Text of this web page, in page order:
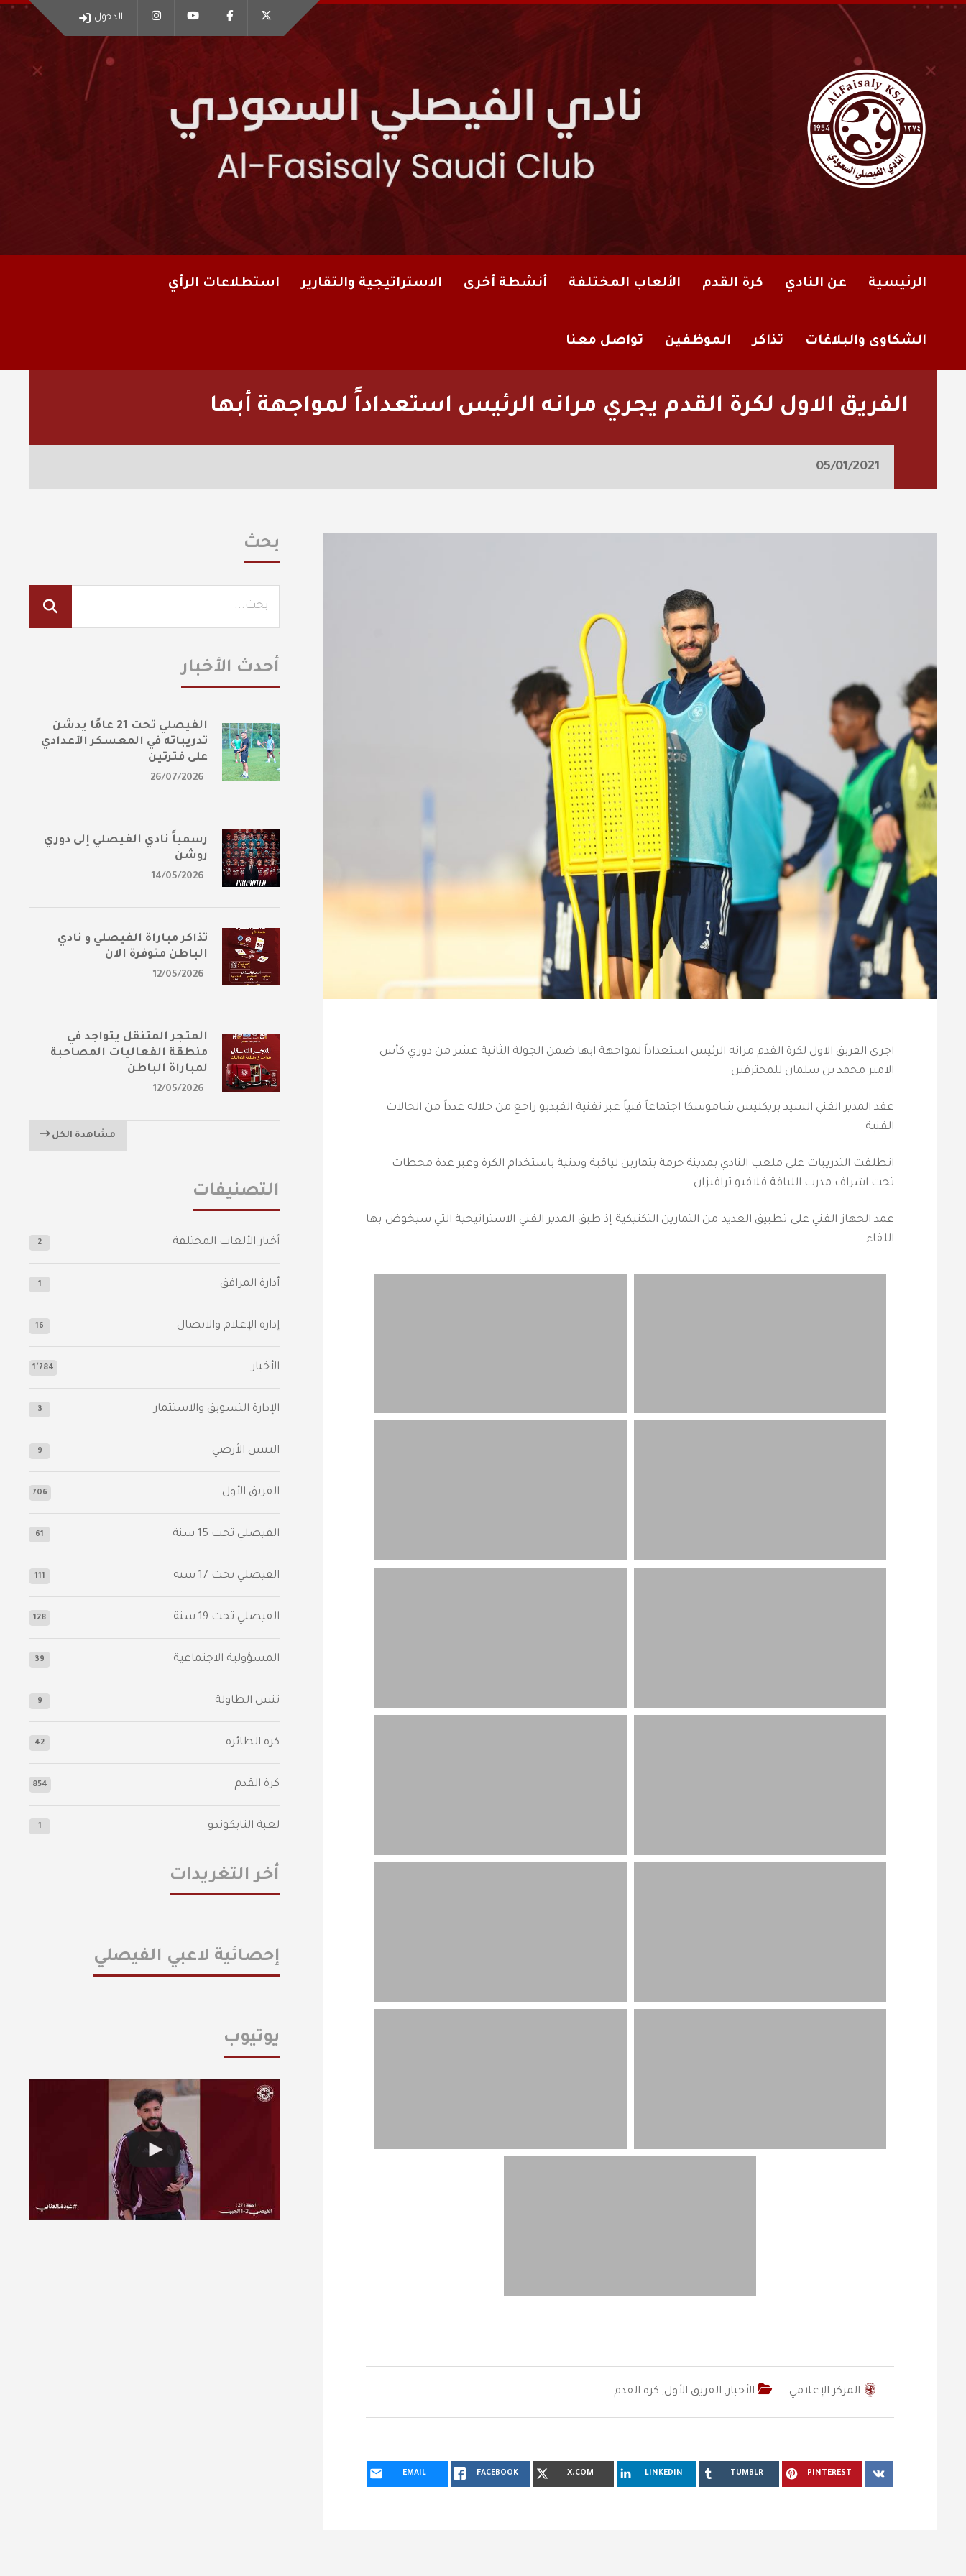
الدخول
الرئيسية عن النادي كرة القدم الألعاب المختلفة أنشطة أخرى الاستراتيجية والتقارير استطلاعات الرأي
الشكاوى والبلاغات تذاكر الموظفين تواصل معنا
الفريق الاول لكرة القدم يجري مرانه الرئيس استعداداً لمواجهة أبها
05/01/2021
اجرى الفريق الاول لكرة القدم مرانه الرئيس استعداداً لمواجهة ابها ضمن الجولة الثانية عشر من دوري كأس
الامير محمد بن سلمان للمحترفين
عقد المدير الفني السيد بريكليس شاموسكا اجتماعاً فنياً عبر تقنية الفيديو راجع من خلاله عدداً من الحالات
الفنية
انطلقت التدريبات على ملعب النادي بمدينة حرمة بتمارين لياقية وبدنية باستخدام الكرة وعبر عدة محطات
تحت اشراف مدرب اللياقة فلافيو ترافيزان
عمد الجهاز الفني على تطبيق العديد من التمارين التكتيكية إذ طبق المدير الفني الاستراتيجية التي سيخوض بها
اللقاء
المركز الإعلامي الأخبار, الفريق الأول, كرة القدم
EMAIL FACEBOOK X.COM LINKEDIN TUMBLR PINTEREST
بحث
أحدث الأخبار
الفيصلي تحت 21 عامًا يدشن
تدريباته في المعسكر الأعدادي
على فترتين
26/07/2026
رسمياً نادي الفيصلي إلى دوري
روشن
14/05/2026
تذاكر مباراة الفيصلي و نادي
الباطن متوفرة الآن
12/05/2026
المتجر المتنقل يتواجد في
منطقة الفعاليات المصاحبة
لمباراة الباطن
12/05/2026
مشاهدة الكل
التصنيفات
أخبار الألعاب المختلفة 2
أدارة المرافق 1
إدارة الإعلام والاتصال 16
الأخبار 1٬784
الإدارة التسويق والاستثمار 3
التنس الأرضي 9
الفريق الأول 706
الفيصلي‬⁩ تحت 15 سنة 61
‫الفيصلي‬⁩ تحت 17 سنة 111
الفيصلي‬⁩ تحت 19 سنة 128
المسؤولية الاجتماعية 39
تنس الطاولة 9
كرة الطائرة 42
كرة القدم 854
لعبة التايكوندو 1
أخر التغريدات
إحصائية لاعبي الفيصلي
يوتيوب